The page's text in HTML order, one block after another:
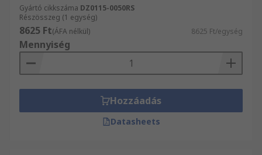
Gyártó cikkszáma DZ0115-0050RS
Részösszeg (1 egység)
8625 Ft(ÁFA nélkül) 8625 Ft/egység
Mennyiség
Hozzáadás
Datasheets